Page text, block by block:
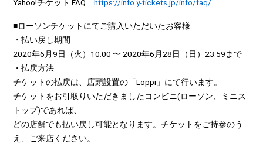
Yahoo!チケット FAQhttps://info.y-tickets.jp/info/faq/
■ローソンチケットにてご購入いただいたお客様
・払い戻し期間
2020年6月9日（火）10:00 〜 2020年6月28日（日）23:59まで
・払戻方法
チケットの払戻は、店頭設置の「Loppi」にて行います。
チケットをお引取りいただきましたコンビニ(ローソン、ミニス
トップ)であれば、
どの店舗でも払い戻し可能となります。チケットをご持参のう
え、ご来店ください。